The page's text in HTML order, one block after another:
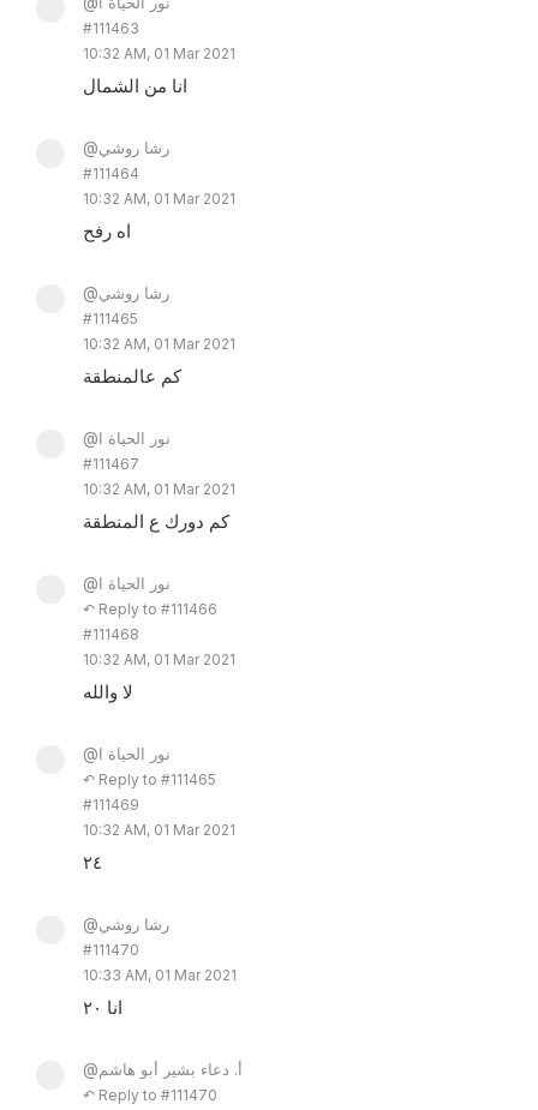
#111463
10:32 AM, 01 Mar 2021
انا من الشمال
@رشا روشي
#111464
10:32 AM, 01 Mar 2021
اه رفح
@رشا روشي
#111465
10:32 AM, 01 Mar 2021
كم عالمنطقة
@نور الحياة ا
#111467
10:32 AM, 01 Mar 2021
كم دورك ع المنطقة
@نور الحياة ا
↶ Reply to #111466
#111468
10:32 AM, 01 Mar 2021
لا والله
@نور الحياة ا
↶ Reply to #111465
#111469
10:32 AM, 01 Mar 2021
٢٤
@رشا روشي
#111470
10:33 AM, 01 Mar 2021
انا ٢٠
@أ. دعاء بشير أبو هاشم
↶ Reply to #111470